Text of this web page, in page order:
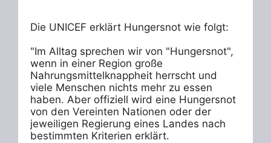
Die UNICEF erklärt Hungersnot wie folgt:
"Im Alltag sprechen wir von "Hungersnot",
wenn in einer Region große
Nahrungsmittelknappheit herrscht und
viele Menschen nichts mehr zu essen
haben. Aber offiziell wird eine Hungersnot
von den Vereinten Nationen oder der
jeweiligen Regierung eines Landes nach
bestimmten Kriterien erklärt.